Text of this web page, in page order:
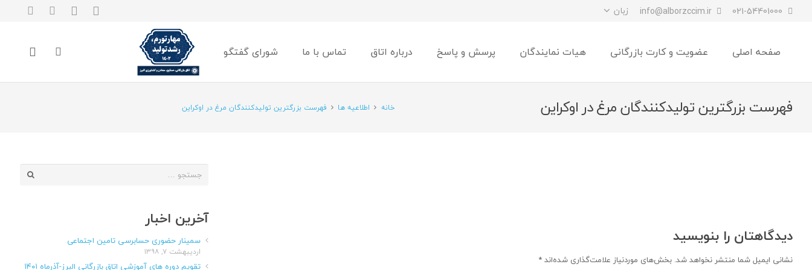
021-54401000
info@alborzccim.ir زبان
صفحه اصلی عضویت و کارت بازرگانی هیات نمایندگان پرسش و پاسخ درباره اتاق تماس با ما شورای گفتگو
فهرست بزرگترین تولیدکنندگان مرغ در اوکراین خانه اطلاعیه ها فهرست بزرگترین تولیدکنندگان مرغ در اوکراین
دیدگاهتان را بنویسید
نشانی ایمیل شما منتشر نخواهد شد. بخش‌های موردنیاز علامت‌گذاری شده‌اند*
جستجو
آخرین اخبار
سمینار حضوری حسابرسی تامین اجتماعی
اردیبهشت ۷, ۱۳۹۸
تقویم دوره های آموزشی اتاق بازرگانی البرز-آذرماه ۱۴۰۱